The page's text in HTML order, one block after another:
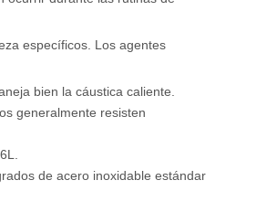
específicos. Los agentes
bien la cáustica caliente.
generalmente resisten
de acero inoxidable estándar